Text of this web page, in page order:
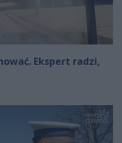
Ekspert radzi,